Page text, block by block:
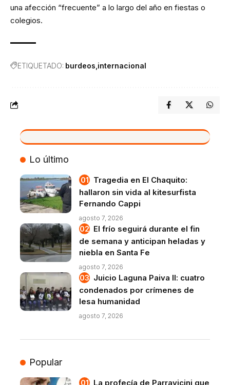
una afección “frecuente” a lo largo del año en fiestas o
colegios.
ETIQUETADO: burdeos internacional
VIVO
Lo último
Tragedia en El Chaquito:
hallaron sin vida al kitesurfista
Fernando Cappi
agosto 7, 2026
El frío seguirá durante el fin
de semana y anticipan heladas y
niebla en Santa Fe
agosto 7, 2026
Juicio Laguna Paiva II: cuatro
condenados por crímenes de
lesa humanidad
agosto 7, 2026
Popular
La profecía de Parravicini que